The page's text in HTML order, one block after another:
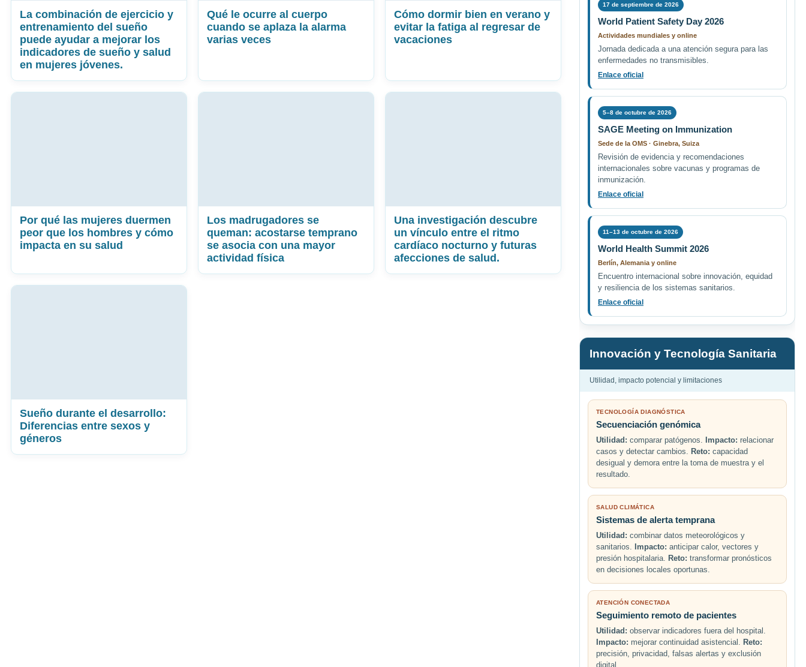
La combinación de ejercicio y
entrenamiento del sueño
puede ayudar a mejorar los
indicadores de sueño y salud
en mujeres jóvenes.
Qué le ocurre al cuerpo
cuando se aplaza la alarma
varias veces
Cómo dormir bien en verano y
evitar la fatiga al regresar de
vacaciones
Por qué las mujeres duermen
peor que los hombres y cómo
impacta en su salud
Los madrugadores se
queman: acostarse temprano
se asocia con una mayor
actividad física
Una investigación descubre
un vínculo entre el ritmo
cardíaco nocturno y futuras
afecciones de salud.
Sueño durante el desarrollo:
Diferencias entre sexos y
géneros
17 de septiembre de 2026
World Patient Safety Day 2026
Actividades mundiales y online
Jornada dedicada a una atención segura para las
enfermedades no transmisibles.
Enlace oficial
5–8 de octubre de 2026
SAGE Meeting on Immunization
Sede de la OMS · Ginebra, Suiza
Revisión de evidencia y recomendaciones
internacionales sobre vacunas y programas de
inmunización.
Enlace oficial
11–13 de octubre de 2026
World Health Summit 2026
Berlín, Alemania y online
Encuentro internacional sobre innovación, equidad
y resiliencia de los sistemas sanitarios.
Enlace oficial
Innovación y Tecnología Sanitaria
Utilidad, impacto potencial y limitaciones
TECNOLOGÍA DIAGNÓSTICA
Secuenciación genómica
Utilidad: comparar patógenos. Impacto: relacionar
casos y detectar cambios. Reto: capacidad
desigual y demora entre la toma de muestra y el
resultado.
SALUD CLIMÁTICA
Sistemas de alerta temprana
Utilidad: combinar datos meteorológicos y
sanitarios. Impacto: anticipar calor, vectores y
presión hospitalaria. Reto: transformar pronósticos
en decisiones locales oportunas.
ATENCIÓN CONECTADA
Seguimiento remoto de pacientes
Utilidad: observar indicadores fuera del hospital.
Impacto: mejorar continuidad asistencial. Reto:
precisión, privacidad, falsas alertas y exclusión
digital.